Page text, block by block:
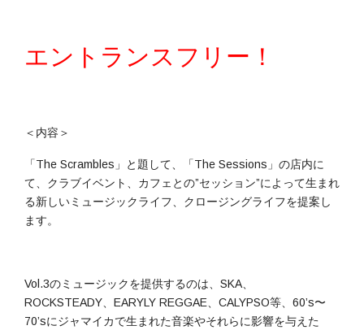
エントランスフリー！
＜内容＞
「The Scrambles」と題して、「The Sessions」の店内に
て、クラブイベント、カフェとの”セッション”によって生まれ
る新しいミュージックライフ、クロージングライフを提案し
ます。
Vol.3のミュージックを提供するのは、SKA、
ROCKSTEADY、EARYLY REGGAE、CALYPSO等、60’s〜
70’sにジャマイカで生まれた音楽やそれらに影響を与えた